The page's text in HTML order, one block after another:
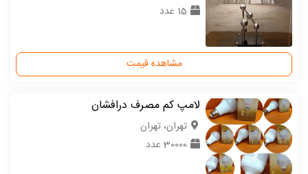
15 عدد
مشاهده قیمت
لامپ کم مصرف درافشان
تهران، تهران
30000 عدد